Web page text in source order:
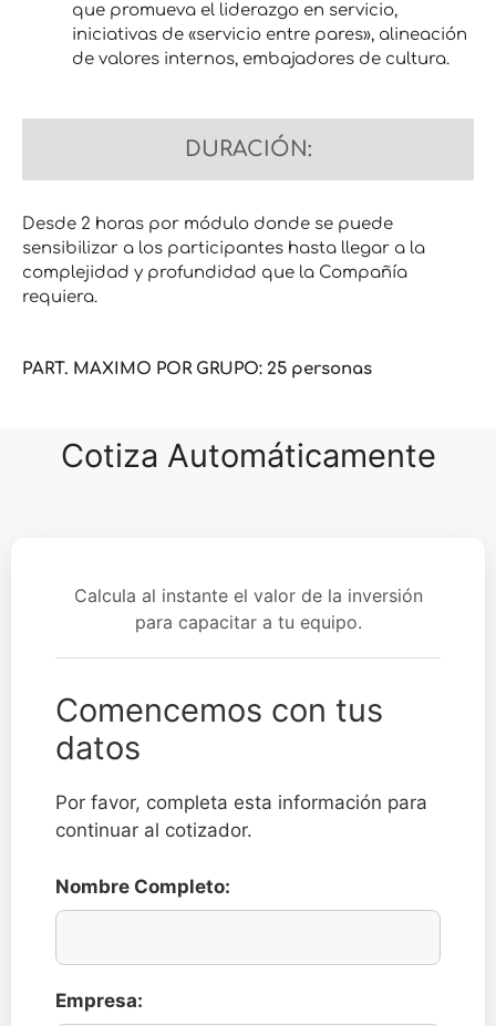
que promueva el liderazgo en servicio,
iniciativas de «servicio entre pares», alineación
de valores internos, embajadores de cultura.
DURACIÓN:
Desde 2 horas por módulo donde se puede
sensibilizar a los participantes hasta llegar a la
complejidad y profundidad que la Compañía
requiera.
PART. MAXIMO POR GRUPO: 25 personas
Cotiza Automáticamente
Calcula al instante el valor de la inversión
para capacitar a tu equipo.
Comencemos con tus
datos
Por favor, completa esta información para
continuar al cotizador.
Nombre Completo:
Empresa: